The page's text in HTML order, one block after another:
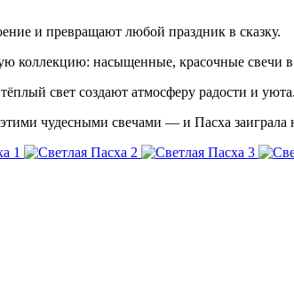
и превращают любой праздник в сказку.
коллекцию: насыщенные, красочные свечи в
свет создают атмосферу радости и уюта.
чудесными свечами — и Пасха